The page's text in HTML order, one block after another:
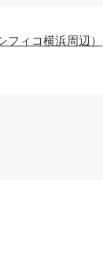
ィコ横浜周辺）